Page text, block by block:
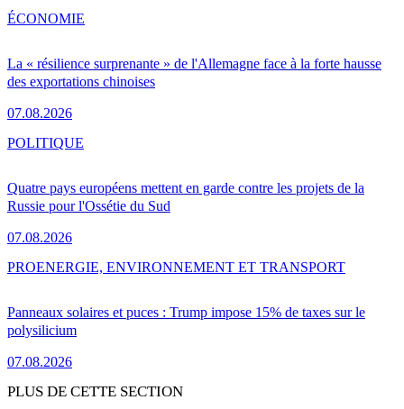
La « résilience surprenante » de l'Allemagne face à la forte hausse
des exportations chinoises
07.08.2026
ÉCONOMIE
Quatre pays européens mettent en garde contre les projets de la
Russie pour l'Ossétie du Sud
07.08.2026
POLITIQUE
Panneaux solaires et puces : Trump impose 15% de taxes sur le
polysilicium
07.08.2026
PROENERGIE, ENVIRONNEMENT ET TRANSPORT
PLUS DE CETTE SECTION